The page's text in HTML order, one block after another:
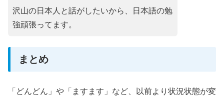
沢山の日本人と話がしたいから、日本語の勉
強頑張ってます。
まとめ
「どんどん」や「ますます」など、以前より状況状態が変